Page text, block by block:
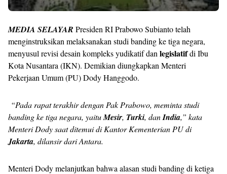
MEDIA SELAYAR Presiden RI Prabowo Subianto telah
menginstruksikan melaksanakan studi banding ke tiga negara,
menyusul revisi desain kompleks yudikatif dan legislatifdi Ibu
Kota Nusantara (IKN). Demikian diungkapkan Menteri
Pekerjaan Umum (PU) Dody Hanggodo.
“Pada rapat terakhir dengan Pak Prabowo, meminta studi
banding ke tiga negara, yaituMesir, Turki, danIndia,” kata
Menteri Dody saat ditemui di Kantor Kementerian PU di
Jakarta, dilansir dari Antara.
Menteri Dody melanjutkan bahwa alasan studi banding di ketiga